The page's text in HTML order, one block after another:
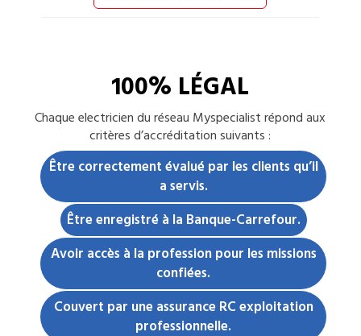
100% LÉGAL
Chaqueelectriciendu réseau Myspecialist répond aux
critères d’accréditation suivants :
Être correctement évalué par les clients qu’il
a servis.
Être enregistré à la Banque-Carrefour.
Avoir accès à la profession pour les missions
confiées.
Couvert par une assurance RC exploitation
professionnelle.